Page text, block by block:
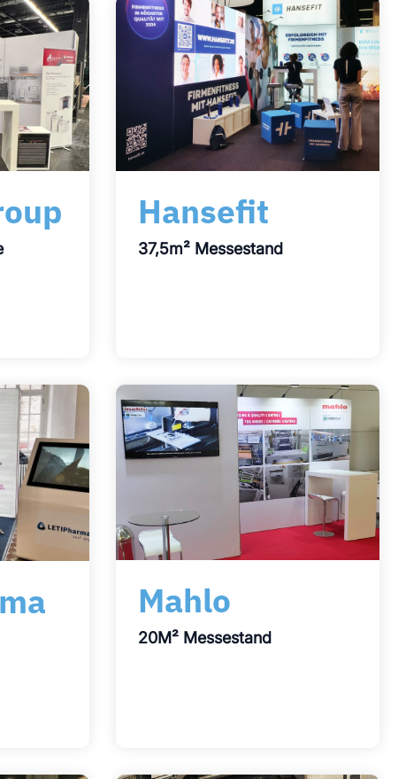
Hansefit
37,5m² Messestand
Mahlo
20M² Messestand